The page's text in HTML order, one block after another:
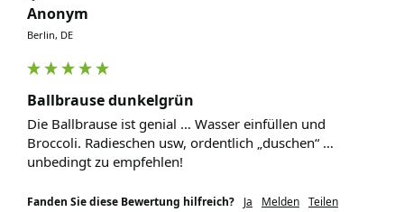
Anonym
Berlin, DE
Ballbrause dunkelgrün
Die Ballbrause ist genial … Wasser einfüllen und
Broccoli. Radieschen usw, ordentlich „duschen“ …
unbedingt zu empfehlen!
Fanden Sie diese Bewertung hilfreich? Ja Melden Teilen